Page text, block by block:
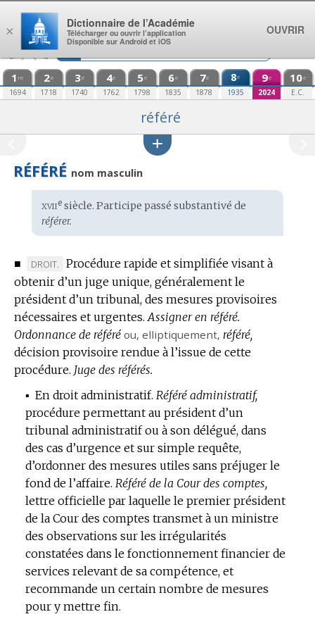
Aller au contenu
1 re
1694
2e
1718
3e
1740
4e
1762
5e
1798
6e
1835
7e
1878
8e
1935
9e
2024
10e
E.C.
référé
RÉFÉRÉ nom masculin
Étymologie
:
xviiesiècle. Participe passé substantivé de
référer.
■
MARQUE
DE
DOMAINE
:
DROIT.
Procédure rapide et simplifiée visant à
obtenir d’un juge unique, généralement le
président d’un tribunal, des mesures provisoires
nécessaires et urgentes. Assigner en référé.
Ordonnance de référé ou, elliptiquement, référé,
décision provisoire rendue à l’issue de cette
procédure. Juge des référés.
▪ En droit administratif. Référé administratif,
procédure permettant au président d’un
tribunal administratif ou à son délégué, dans
des cas d’urgence et sur simple requête,
d’ordonner des mesures utiles sans préjuger le
fond de l’affaire. Référé de la Cour des comptes,
lettre officielle par laquelle le premier président
de la Cour des comptes transmet à un ministre
des observations sur les irrégularités
constatées dans le fonctionnement financier de
services relevant de sa compétence, et
recommande un certain nombre de mesures
pour y mettre fin.
×
Dictionnaire de l’Académie
Télécharger ou ouvrir l’application
Disponible sur Android et iOS
OUVRIR